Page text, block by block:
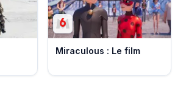
Miraculous : Le film